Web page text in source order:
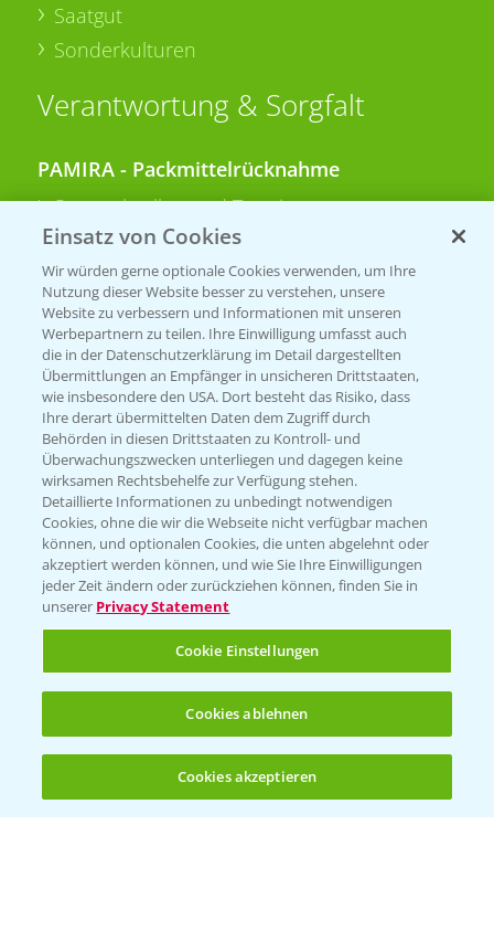
(noch 4)
Saatgut
Sonderkulturen
Verantwortung & Sorgfalt
PAMIRA - Packmittelrücknahme
Sammelstellen und Termine
PRE - Chemikalien sicher entsorgen
Sammelstellen und Termine
Kontakt & Notfall
Beratung auf WhatsApp
T.+49 (0)174 346 564 1
KONTAKT
Hilfe in Notfällen
T.+49 (0)214/30-20220
Folgen Sie uns
Einsatz von Cookies
Wir würden gerne optionale Cookies verwenden, um Ihre
Nutzung dieser Website besser zu verstehen, unsere
Website zu verbessern und Informationen mit unseren
Werbepartnern zu teilen. Ihre Einwilligung umfasst auch
die in der Datenschutzerklärung im Detail dargestellten
Übermittlungen an Empfänger in unsicheren Drittstaaten,
wie insbesondere den USA. Dort besteht das Risiko, dass
Ihre derart übermittelten Daten dem Zugriff durch
Behörden in diesen Drittstaaten zu Kontroll- und
Überwachungszwecken unterliegen und dagegen keine
wirksamen Rechtsbehelfe zur Verfügung stehen.
Detaillierte Informationen zu unbedingt notwendigen
Cookies, ohne die wir die Webseite nicht verfügbar machen
können, und optionalen Cookies, die unten abgelehnt oder
akzeptiert werden können, und wie Sie Ihre Einwilligungen
jeder Zeit ändern oder zurückziehen können, finden Sie in
unserer Privacy Statement
Cookie Einstellungen
Cookies ablehnen
Cookies akzeptieren